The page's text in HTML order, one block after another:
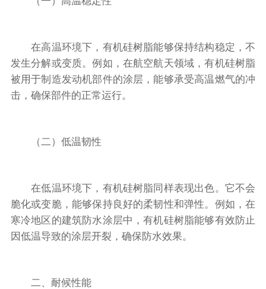
在高温环境下，有机硅树脂能够保持结构稳定，不
发生分解或变质。例如，在航空航天领域，有机硅树脂
被用于制造发动机部件的涂层，能够承受高温燃气的冲
击，确保部件的正常运行。
（二）低温韧性
在低温环境下，有机硅树脂同样表现出色。它不会
脆化或变脆，能够保持良好的柔韧性和弹性。例如，在
寒冷地区的建筑防水涂层中，有机硅树脂能够有效防止
因低温导致的涂层开裂，确保防水效果。
二、耐候性能